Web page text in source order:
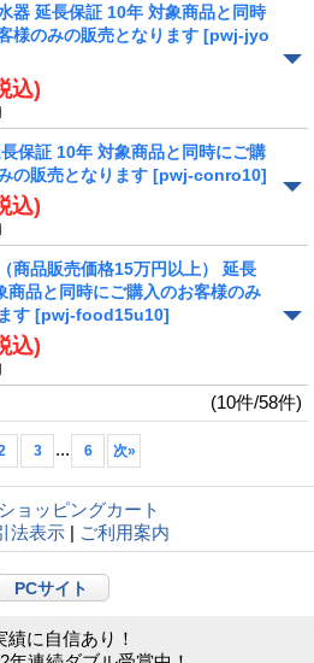
器 延長保証 10年 対象商品と同時
様のみの販売となります [pwj-jyo
込)
保証 10年 対象商品と同時にご購
の販売となります [pwj-conro10]
込)
商品販売価格15万円以上） 延長
商品と同時にご購入のお客様のみ
す [pwj-food15u10]
込)
(10件/58件)
3 ... 6 次»
ショッピングカート
法表示 | ご利用案内
PCサイト
績に自信あり！